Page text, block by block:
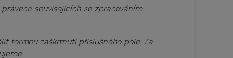
souvisejících se zpracováním
formou zaškrtnutí příslušného pole. Za